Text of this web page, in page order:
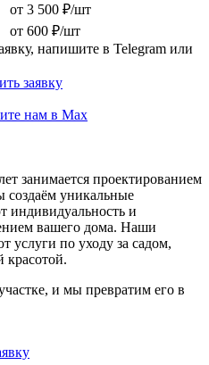
от 3 500 ₽/шт
от 600 ₽/шт
напишите в Telegram или
заявку
нам в Max
занимается проектированием
создаём уникальные
индивидуальность и
вашего дома. Наши
услуги по уходу за садом,
красотой.
и мы превратим его в